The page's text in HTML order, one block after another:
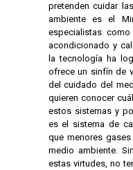
pretenden cuidar
ambiente es el
especialistas
acondicionado y
la tecnología ha
ofrece un sinfín de
del cuidado del
quieren conocer
estos sistemas y
es el sistema de
que menores
medio ambiente.
estas virtudes, no